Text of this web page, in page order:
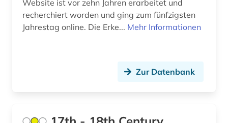
armenfürsorge (4)
Website ist vor zehn Jahren erarbeitet und
recherchiert worden und ging zum fünfzigsten
Jahrestag online. Die Erke... Mehr Informationen
Zur Datenbank